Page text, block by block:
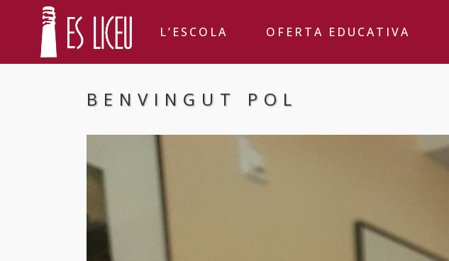
L’ESCOLA OFERTA EDUCATIVA
BENVINGUT POL